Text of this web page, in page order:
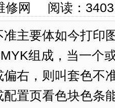
修网 阅读：
准主要体如今打印
组成，当一个
右，则叫套色不
置页看色块色条